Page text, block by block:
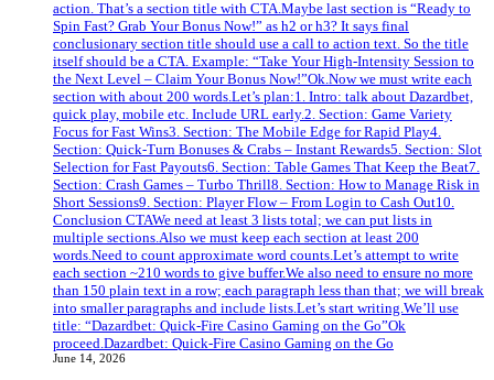
action. That’s a section title with CTA.Maybe last section is “Ready to
Spin Fast? Grab Your Bonus Now!” as h2 or h3? It says final
conclusionary section title should use a call to action text. So the title
itself should be a CTA. Example: “Take Your High‑Intensity Session to
the Next Level – Claim Your Bonus Now!”Ok.Now we must write each
section with about 200 words.Let’s plan:1. Intro: talk about Dazardbet,
quick play, mobile etc. Include URL early.2. Section: Game Variety
Focus for Fast Wins3. Section: The Mobile Edge for Rapid Play4.
Section: Quick‑Turn Bonuses & Crabs – Instant Rewards5. Section: Slot
Selection for Fast Payouts6. Section: Table Games That Keep the Beat7.
Section: Crash Games – Turbo Thrill8. Section: How to Manage Risk in
Short Sessions9. Section: Player Flow – From Login to Cash Out10.
Conclusion CTAWe need at least 3 lists total; we can put lists in
multiple sections.Also we must keep each section at least 200
words.Need to count approximate word counts.Let’s attempt to write
each section ~210 words to give buffer.We also need to ensure no more
than 150 plain text in a row; each paragraph less than that; we will break
into smaller paragraphs and include lists.Let’s start writing.We’ll use
title: “Dazardbet: Quick‑Fire Casino Gaming on the Go”Ok
proceed.Dazardbet: Quick‑Fire Casino Gaming on the Go
June 14, 2026